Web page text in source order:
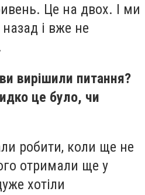
Це на двох. І ми
і вже не
вирішили питання?
це було, чи
робити, коли ще не
отримали ще у
хотіли